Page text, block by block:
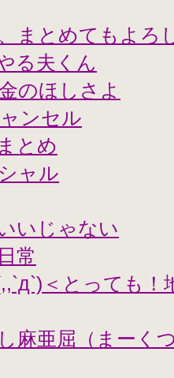
まとめてもよろ
る夫くん
のほしさよ
ンセル
とめ
ャル
いじゃない
常
＜とっても！
麻亜屈（まーく